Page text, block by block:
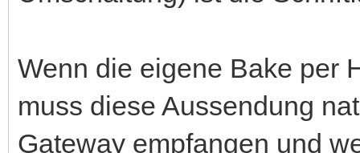
Wenn die eigene Bake per
muss diese Aussendung
Gateway empfangen und